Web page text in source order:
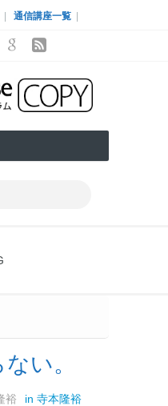
通信講座一覧
い。
裕 in 寺本隆裕